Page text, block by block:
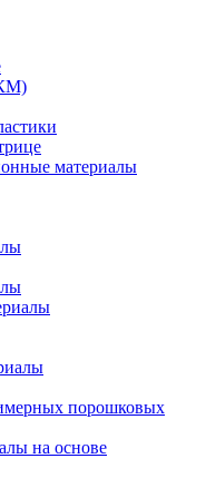
материалы
порошковых
на основе